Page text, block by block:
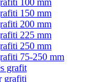
150 mm
200 mm
225 mm
250 mm
75-250 mm
grafit
grafiti